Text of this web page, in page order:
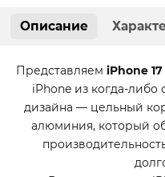
Описание
Представляем iPhone
iPhone из когда-либо
дизайна — цельный
алюминия, который